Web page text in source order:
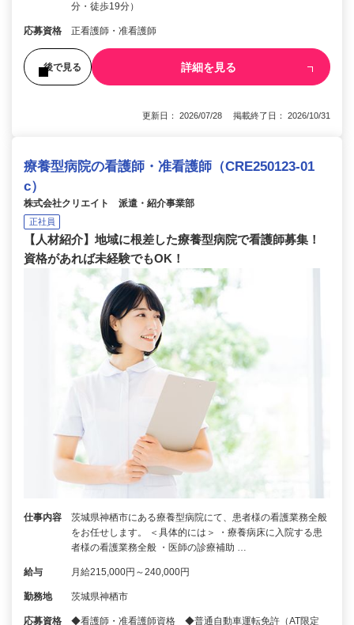
分・徒歩19分）
応募資格 正看護師・准看護師
後で見る 詳細を見る
更新日： 2026/07/28 掲載終了日： 2026/10/31
療養型病院の看護師・准看護師（CRE250123-01
c）
株式会社クリエイト 派遣・紹介事業部
正社員
【人材紹介】地域に根差した療養型病院で看護師募集！
資格があれば未経験でもOK！
仕事内容
茨城県神栖市にある療養型病院にて、患者様の看護業務全般
をお任せします。 ＜具体的には＞ ・療養病床に入院する患
者様の看護業務全般 ・医師の診療補助 …
給与 月給215,000円～240,000円
勤務地 茨城県神栖市
応募資格 ◆看護師・准看護師資格 ◆普通自動車運転免許（AT限定